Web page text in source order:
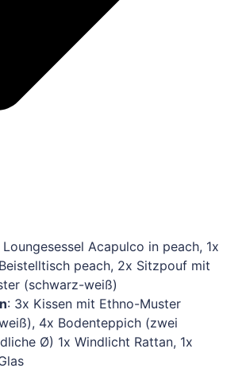
Acapulco in peach, 1x
peach, 2x Sitzpouf mit
(schwarz-weiß)
: 3x Kissen mit Ethno-Muster
4x Bodenteppich (zwei
Ø) 1x Windlicht Rattan, 1x